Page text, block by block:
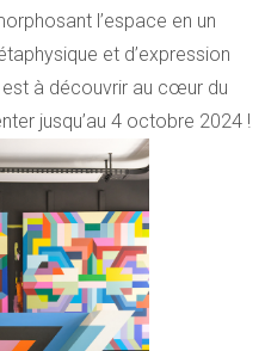
l’espace en un
et d’expression
à découvrir au cœur du
jusqu’au 4 octobre 2024 !